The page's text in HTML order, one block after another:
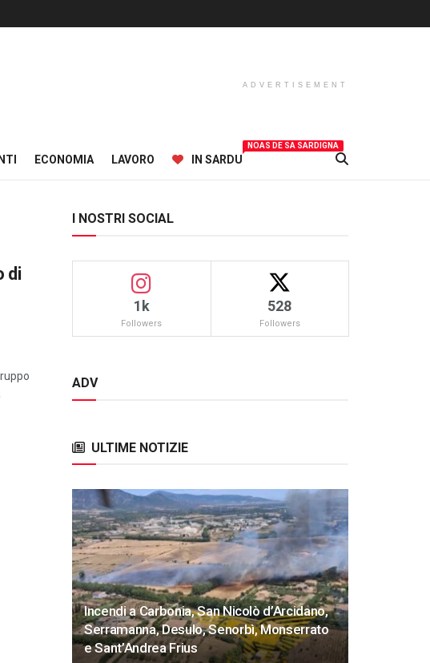
ADVERTISEMENT
ECONOMIA LAVORO IN SARDU
NOAS DE SA SARDIGNA
di
I NOSTRI SOCIAL
1k
Followers
528
Followers
ADV
ULTIME NOTIZIE
Incendi a Carbonia, San Nicolò d’Arcidano,
Serramanna, Desulo, Senorbì, Monserrato
e Sant’Andrea Frius